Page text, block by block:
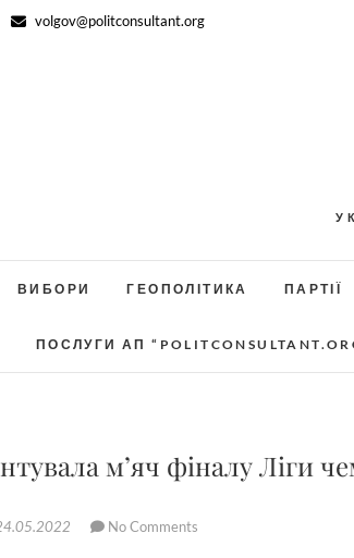
volgov@politconsultant.org
ВИБОРИ ГЕОПОЛІТИКА ПАРТІЇ
ПОСЛУГИ АП
м’яч фіналу Ліги
No Comments